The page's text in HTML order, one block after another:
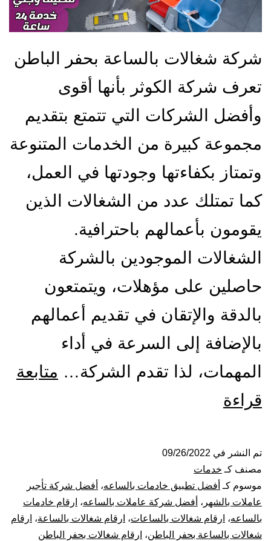
شركة شغالات بالساعة بحفر الباطن
تعرف شركة الكوثر بأنها أقوى
وأفضل الشركات التي تتمتع بتقديم
مجموعة كبيرة من الخدمات المتنوعة
وتمتاز بكفاءتها وجودتها في العمل،
كما تمتلك عدد من الشغالات الذين
يقومون بأعمالهم باحترافية.
الشغالات الموجودين بالشركة
حاصلين على مؤهلات، ويتمتعون
بالدقة والإتقان في تقديم أعمالهم
بالإضافة إلى السرعة في أداء
المهمات، لذا تقدم الشركة… متابعة
قراءة
بالساعة
بحفر
الباطن
تم النشر في 09/26/2022
مصنف كـ خدمات
موسوم كـ أفضل تطبيق خادمات بالساعه، أفضل شركة تأجير
عاملات بالشهر ، أفضل شركة عاملات بالساعه، ارقام خادمات
بالساعه، ارقام شغالات بالساعات، ارقام شغالات بالساعة، ارقام
شغالات بالساعة بحفر الباطن، ارقام شغالات بحفر الباطن